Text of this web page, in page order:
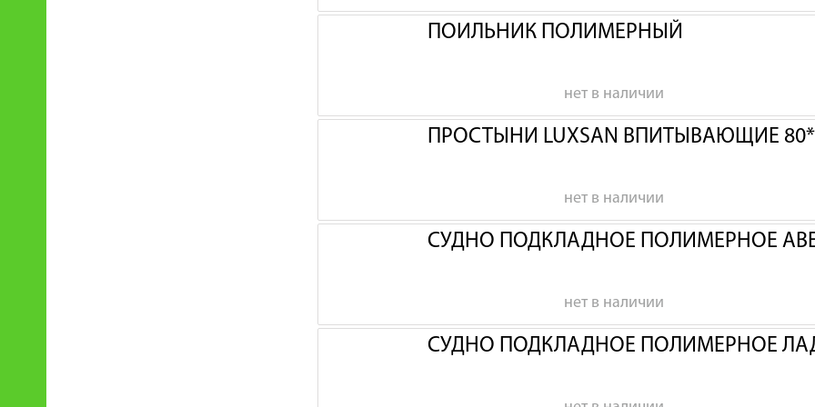
ПОИЛЬНИК ПОЛИМЕРНЫЙ
нет в наличии
ПРОСТЫНИ LUXSAN ВПИТЫВАЮЩИЕ
нет в наличии
СУДНО ПОДКЛАДНОЕ ПОЛИМЕРНОЕ
нет в наличии
СУДНО ПОДКЛАДНОЕ ПОЛИМЕРНОЕ